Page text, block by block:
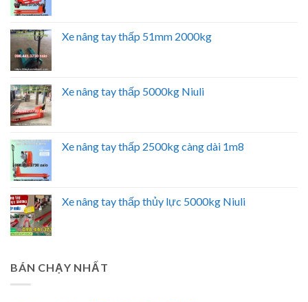
Xe nâng tay thấp 51mm 2000kg
Xe nâng tay thấp 5000kg Niuli
Xe nâng tay thấp 2500kg càng dài 1m8
Xe nâng tay thấp thủy lực 5000kg Niuli
BÁN CHẠY NHẤT